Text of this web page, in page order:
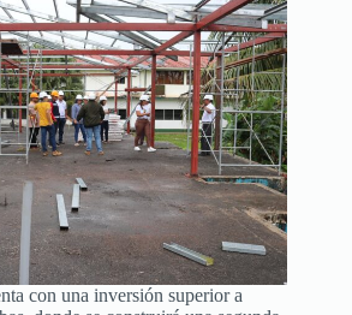
con una inversión superior a